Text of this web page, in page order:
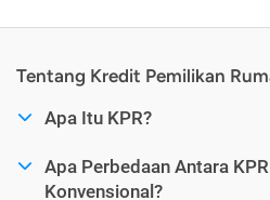
Tentang Kredit Pemilikan
Apa Itu KPR?
Apa Perbedaan Antara
Konvensional?